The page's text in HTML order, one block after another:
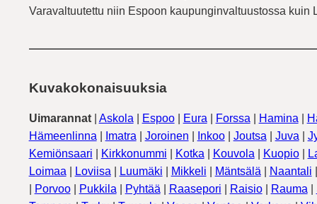
Varavaltuutettu niin Espoon kaupunginvaltuustossa
Kuvakokonaisuuksia
Uimarannat| Askola Espoo| Eura Forssa Hamina
Hämeenlinna
Imatra Joroinen Inkoo| Joutsa Juva
Kemiönsaari
Kirkkonummi Kotka Kouvola Kuopio|
Loimaa
Loviisa Luumäki Mikkeli Mäntsälä Naantali
Porvoo| Pukkila Pyhtää Raasepori Raisio| Rauma